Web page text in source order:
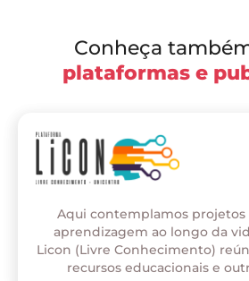
Conheça
plataformas e
Aqui contemplamos projetos
aprendizagem ao longo da
Licon (Livre Conhecimento)
recursos educacionais e